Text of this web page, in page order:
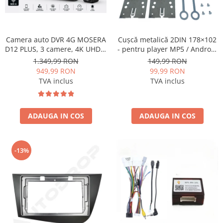
Rame adaptoare Dacia
Rame adaptoare BMW
Rame adaptoare Seat
Rame adaptoare Renault
Rame adaptoare Volvo
Rame adaptoare Honda
Rame adaptoare Peugeot
Rame adaptoare Citroen
Camera auto DVR 4G MOSERA
D12 PLUS, 3 camere, 4K UHD +
Full HD + Full HD, Sony
IMX415, GPS Tracking, WiFi 6,
Night Vision IR, Cloud Live
aplicatie mobil + PC
1.349,99 RON
949,99 RON
TVA inclus
ADAUGA IN COS
Cușcă metalică 2DIN 178×102
- pentru player MP5 / Android
universal
149,99 RON
99,99 RON
TVA inclus
ADAUGA IN COS
-13%